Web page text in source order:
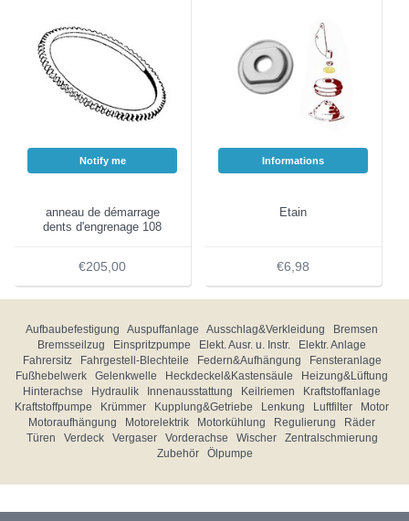
Notify me
anneau de démarrage
dents d'engrenage 108
€205,00
Informations
Etain
€6,98
Aufbaubefestigung Auspuffanlage Ausschlag&Verkleidung
Bremsen
Bremsseilzug
Einspritzpumpe Elekt. Ausr. u. Instr.
Elektr. Anlage
Fahrersitz
Fahrgestell-Blechteile Federn&Aufhängung
Fensteranlage
Fußhebelwerk
Gelenkwelle Heckdeckel&Kastensäule
Heizung&Lüftung
Hinterachse
Hydraulik Innenausstattung Keilriemen
Kraftstoffanlage
Kraftstoffpumpe
Krümmer Kupplung&Getriebe Lenkung Luftfilter
Motor
Motoraufhängung
Motorelektrik Motorkühlung Regulierung
Räder
Türen
Verdeck Vergaser Vorderachse Wischer
Zentralschmierung
Zubehör
Ölpumpe